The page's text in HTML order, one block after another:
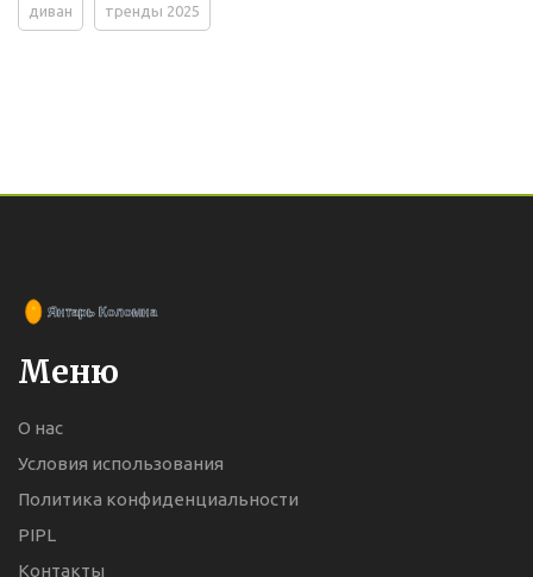
диван тренды 2025
Меню
О нас
Условия использования
Политика конфиденциальности
PIPL
Контакты